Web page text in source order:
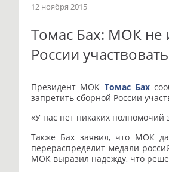
12 ноября 2015
Томас Бах: МОК не
России
Президент МОК Томас Бах
запретить сборной России
«У нас нет никаких полномочий
Также Бах заявил, что МОК
перераспределит медали
МОК выразил надежду, что